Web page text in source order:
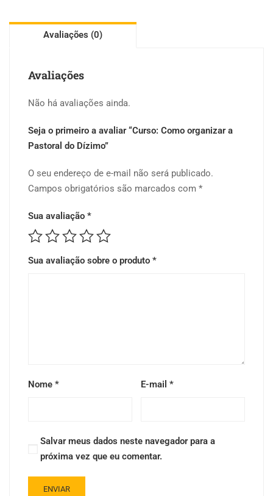
Avaliações (0)
Avaliações
Não há avaliações ainda.
Seja o primeiro a avaliar “Curso: Como organizar a
Pastoral do Dízimo”
O seu endereço de e-mail não será publicado.
Campos obrigatórios são marcados com *
Sua avaliação *
Sua avaliação sobre o produto *
Nome * E-mail*
Salvar meus dados neste navegador para a
próxima vez que eu comentar.